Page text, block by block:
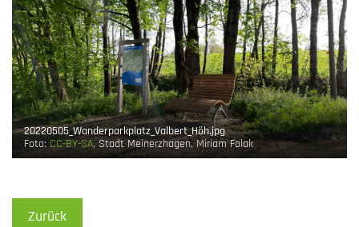
20220505_Wanderparkplatz_Valbert_Höh.jpg
Foto:CC-BY-SA, Stadt Meinerzhagen, Miriam Folak
Zurück